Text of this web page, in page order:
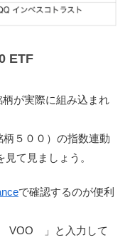
ETF
が実際に組み込まれ
５００）の指数連動
て見ましょう。
で確認するのが便利
VOO 」と入力して